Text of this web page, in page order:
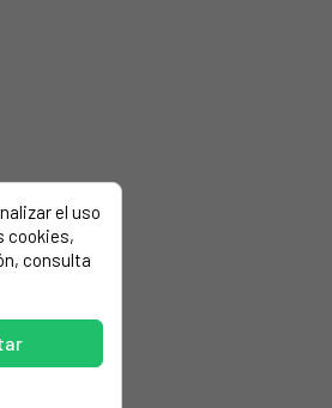
el uso
cookies,
consulta